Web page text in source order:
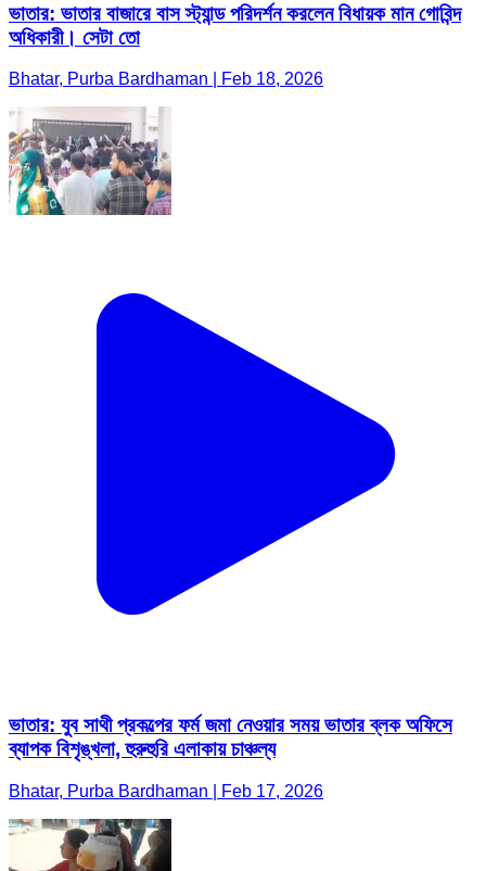
ভাতার: ভাতার বাজারে বাস স্ট্যান্ড পরিদর্শন করলেন বিধায়ক মান গোবিন্দ
অধিকারী। সেটা তো
Bhatar, Purba Bardhaman | Feb 18, 2026
ভাতার: যুব সাথী প্রকল্পের ফর্ম জমা নেওয়ার সময় ভাতার ব্লক অফিসে
ব্যাপক বিশৃঙ্খলা, হুরুহুরি এলাকায় চাঞ্চল্য
Bhatar, Purba Bardhaman | Feb 17, 2026